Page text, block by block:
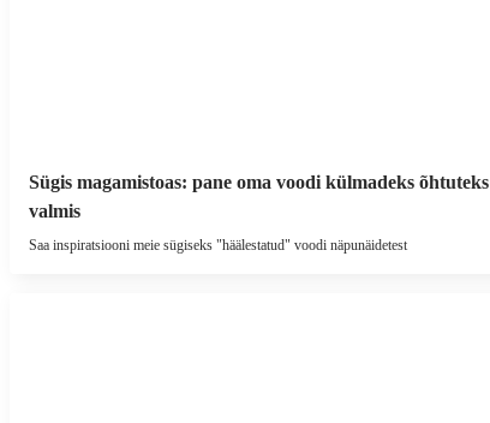
Sügis magamistoas: pane oma voodi külmadeks õhtuteks
valmis
Saa inspiratsiooni meie sügiseks "häälestatud" voodi näpunäidetest